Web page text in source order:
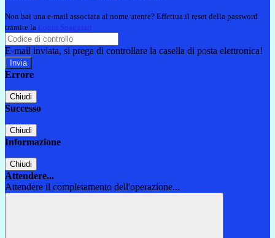
Non hai una e-mail associata al nome utente? Effettua il reset della password
tramite la Login Spaggiari
E-mail inviata, si prega di controllare la casella di posta elettronica!
Errore
Chiudi
Successo
Chiudi
Informazione
Chiudi
Attendere...
Attendere il completamento dell'operazione...